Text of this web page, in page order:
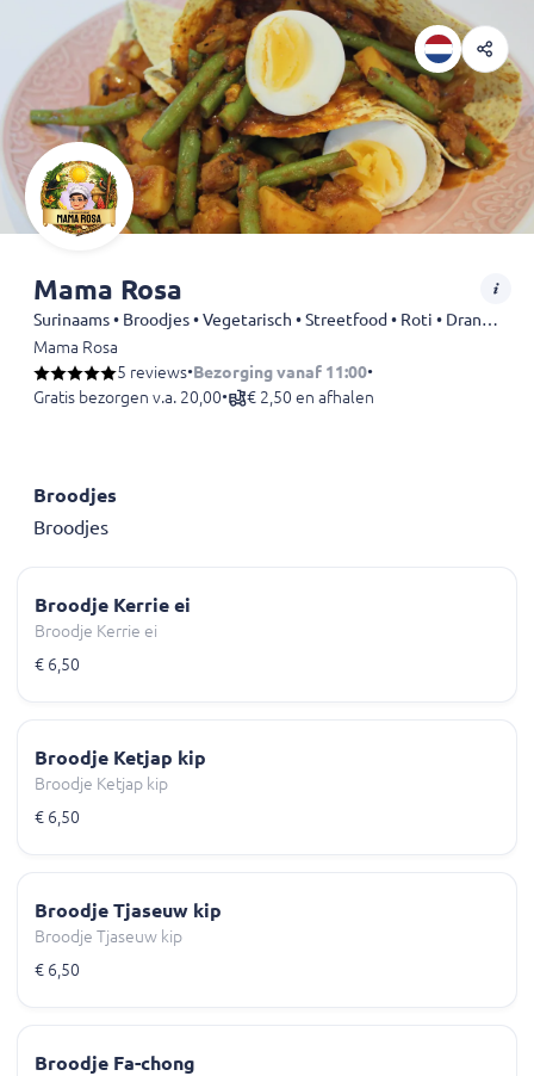
Mama Rosa
Surinaams • Broodjes • Vegetarisch • Streetfood • Roti • Drankjes
Mama Rosa
5 reviews•Bezorging vanaf 11:00•
Gratis bezorgen v.a. 20,00• € 2,50 en afhalen
Broodjes
Broodjes
Broodje Kerrie ei
Broodje Kerrie ei
€ 6,50
Broodje Ketjap kip
Broodje Ketjap kip
€ 6,50
Broodje Tjaseuw kip
Broodje Tjaseuw kip
€ 6,50
Broodje Fa-chong